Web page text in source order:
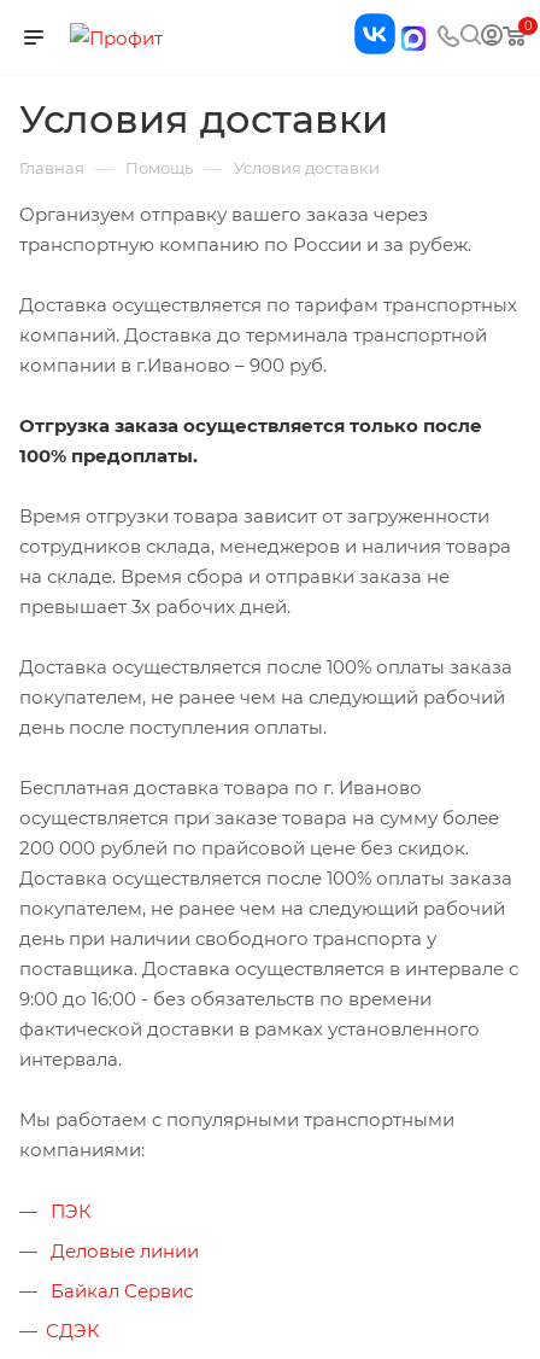
0
Условия доставки
Главная — Помощь — Условия доставки
Организуем отправку вашего заказа через
транспортную компанию по России и за рубеж.
Доставка осуществляется по тарифам транспортных
компаний. Доставка до терминала транспортной
компании в г.Иваново – 900 руб.
Отгрузка заказа осуществляется только после
100% предоплаты.
Время отгрузки товара зависит от загруженности
сотрудников склада, менеджеров и наличия товара
на складе. Время сбора и отправки заказа не
превышает 3х рабочих дней.
Доставка осуществляется после 100% оплаты заказа
покупателем, не ранее чем на следующий рабочий
день после поступления оплаты.
Бесплатная доставка товара по г. Иваново
осуществляется при заказе товара на сумму более
200 000 рублей по прайсовой цене без скидок.
Доставка осуществляется после 100% оплаты заказа
покупателем, не ранее чем на следующий рабочий
день при наличии свободного транспорта у
поставщика. Доставка осуществляется в интервале с
9:00 до 16:00 - без обязательств по времени
фактической доставки в рамках установленного
интервала.
Мы работаем с популярными транспортными
компаниями:
ПЭК
Деловые линии
Байкал Сервис
СДЭК